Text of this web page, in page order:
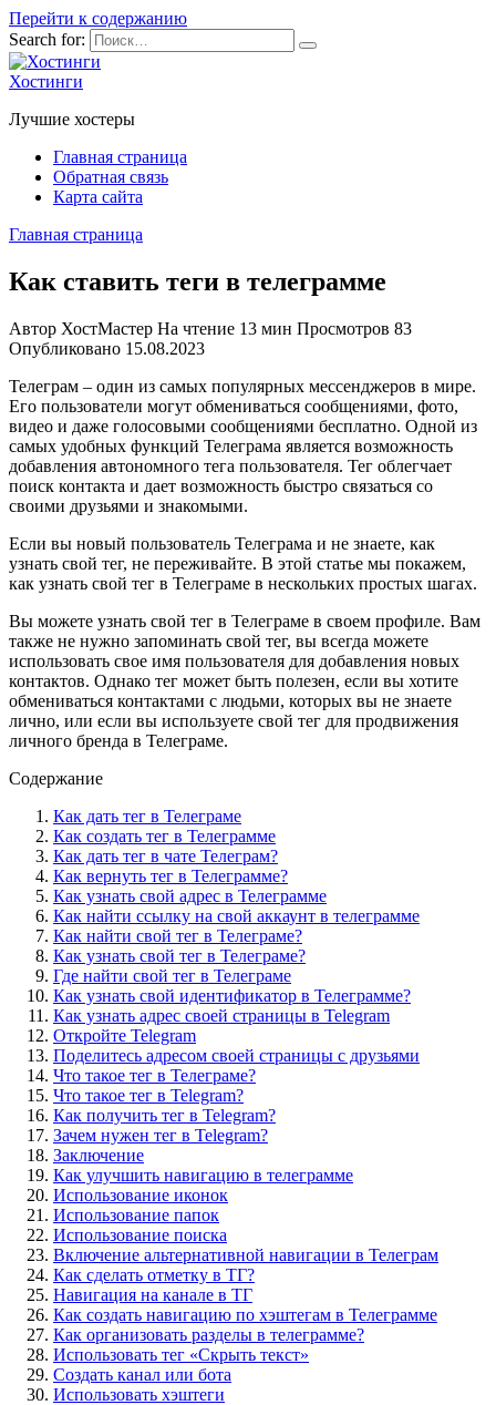
Перейти к содержанию
Search for:
Хостинги
Лучшие хостеры
Главная страница
Обратная связь
Карта сайта
Главная страница
Как ставить теги в телеграмме
Автор ХостМастер На чтение 13 мин Просмотров 83
Опубликовано 15.08.2023
Телеграм – один из самых популярных мессенджеров в мире.
Его пользователи могут обмениваться сообщениями, фото,
видео и даже голосовыми сообщениями бесплатно. Одной из
самых удобных функций Телеграма является возможность
добавления автономного тега пользователя. Тег облегчает
поиск контакта и дает возможность быстро связаться со
своими друзьями и знакомыми.
Если вы новый пользователь Телеграма и не знаете, как
узнать свой тег, не переживайте. В этой статье мы покажем,
как узнать свой тег в Телеграме в нескольких простых шагах.
Вы можете узнать свой тег в Телеграме в своем профиле. Вам
также не нужно запоминать свой тег, вы всегда можете
использовать свое имя пользователя для добавления новых
контактов. Однако тег может быть полезен, если вы хотите
обмениваться контактами с людьми, которых вы не знаете
лично, или если вы используете свой тег для продвижения
личного бренда в Телеграме.
Содержание
Как дать тег в Телеграме
Как создать тег в Телеграмме
Как дать тег в чате Телеграм?
Как вернуть тег в Телеграмме?
Как узнать свой адрес в Телеграмме
Как найти ссылку на свой аккаунт в телеграмме
Как найти свой тег в Телеграме?
Как узнать свой тег в Телеграме?
Где найти свой тег в Телеграме
Как узнать свой идентификатор в Телеграмме?
Как узнать адрес своей страницы в Telegram
Откройте Telegram
Поделитесь адресом своей страницы с друзьями
Что такое тег в Телеграме?
Что такое тег в Telegram?
Как получить тег в Telegram?
Зачем нужен тег в Telegram?
Заключение
Как улучшить навигацию в телеграмме
Использование иконок
Использование папок
Использование поиска
Включение альтернативной навигации в Телеграм
Как сделать отметку в ТГ?
Навигация на канале в ТГ
Как создать навигацию по хэштегам в Телеграмме
Как организовать разделы в телеграмме?
Использовать тег «Скрыть текст»
Создать канал или бота
Использовать хэштеги